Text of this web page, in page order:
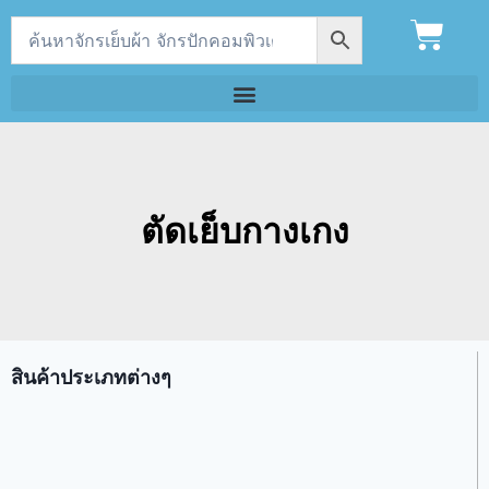
ตัดเย็บกางเกง
สินค้าประเภทต่างๆ